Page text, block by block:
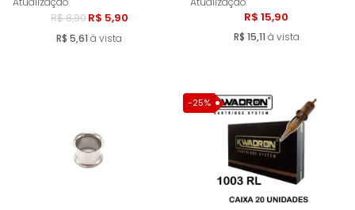
R$ 8,90R$ 5,90
R$ 5,61 à vista
R$ 15,90
R$ 15,11 à vista
-25%